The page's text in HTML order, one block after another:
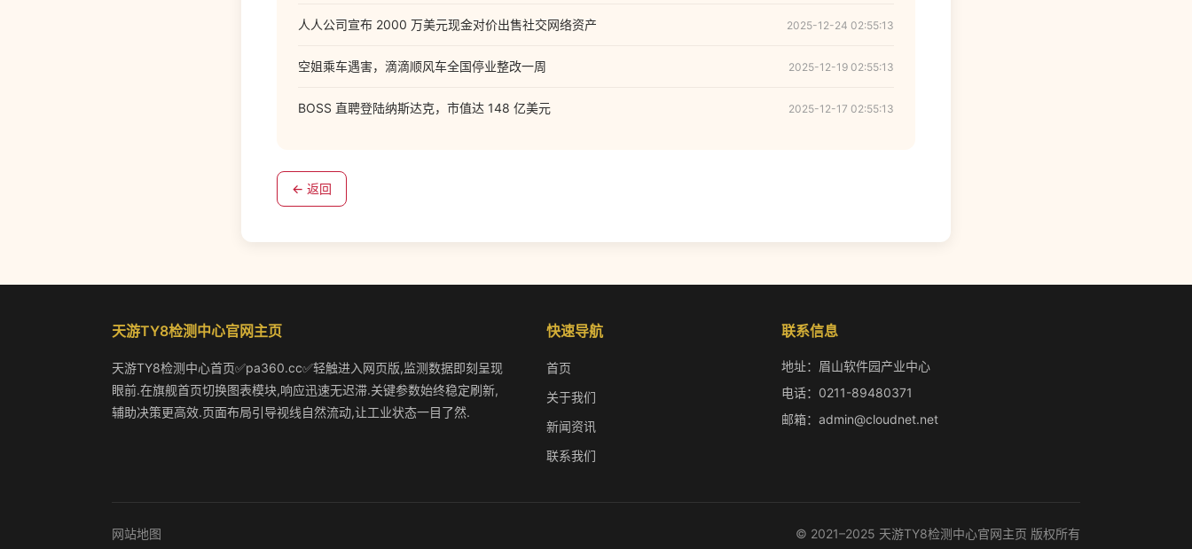
人人公司宣布 2000 万美元现金对价出售社交网络资产 2025-12-24 02:55:13
空姐乘车遇害，滴滴顺风车全国停业整改一周 2025-12-19 02:55:13
BOSS 直聘登陆纳斯达克，市值达 148 亿美元 2025-12-17 02:55:13
← 返回
天游TY8检测中心官网主页
天游TY8检测中心首页✅pa360.cc✅轻触进入网页版,监测数据即刻呈现
眼前.在旗舰首页切换图表模块,响应迅速无迟滞.关键参数始终稳定刷新,
辅助决策更高效.页面布局引导视线自然流动,让工业状态一目了然.
快速导航
首页
关于我们
新闻资讯
联系我们
联系信息
地址：眉山软件园产业中心
电话：0211-89480371
邮箱：admin@cloudnet.net
网站地图 © 2021–2025 天游TY8检测中心官网主页 版权所有